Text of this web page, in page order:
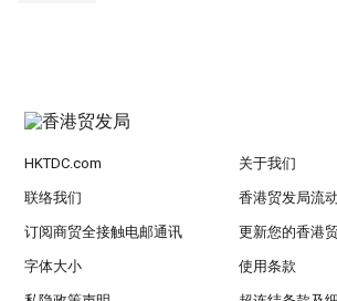
HKTDC.com 关于我们
联络我们 香港贸发局流
订阅商贸全接触电邮通讯 更新您的香港
字体大小 使用条款